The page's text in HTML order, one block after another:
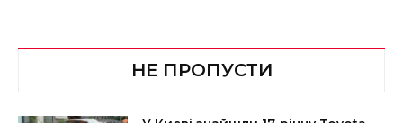
НЕ ПРОПУСТИ